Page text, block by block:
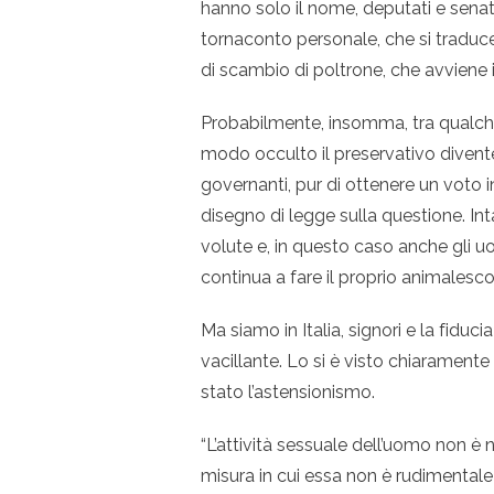
hanno solo il nome, deputati e
tornaconto personale, che si
di scambio di poltrone, che
Probabilmente, insomma, tra
modo occulto il preservativo
governanti, pur di ottenere un voto
disegno di legge sulla questione.
volute e, in questo caso anche gli
continua a fare il proprio
Ma siamo in Italia, signori e la
vacillante. Lo si è visto
stato l’astensionismo.
“L’attività sessuale dell’uomo non
misura in cui essa non è